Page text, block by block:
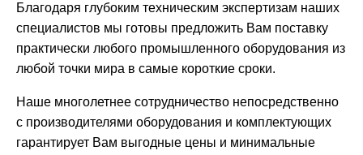
Благодаря глубоким техническим экспертизам наших
специалистов мы готовы предложить Вам поставку
практически любого промышленного оборудования из
любой точки мира в самые короткие сроки.
Наше многолетнее сотрудничество непосредственно
с производителями оборудования и комплектующих
гарантирует Вам выгодные цены и минимальные